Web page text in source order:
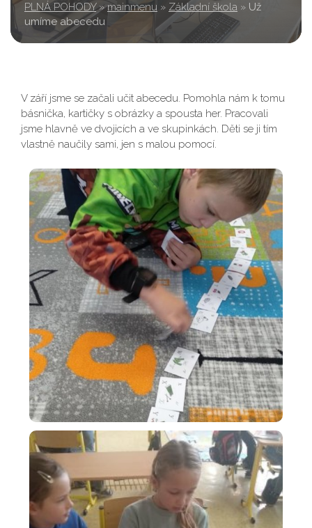
PLNÁ POHODY » mainmenu » Základní škola » Už
umíme abecedu
V září jsme se začali učit abecedu. Pomohla nám k tomu
básnička, kartičky s obrázky a spousta her. Pracovali
jsme hlavně ve dvojicích a ve skupinkách. Děti se ji tím
vlastně naučily sami, jen s malou pomocí.